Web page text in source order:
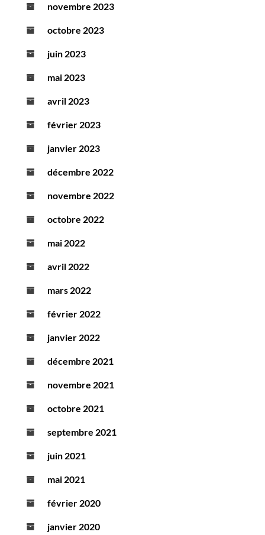
novembre 2023
octobre 2023
juin 2023
mai 2023
avril 2023
février 2023
janvier 2023
décembre 2022
novembre 2022
octobre 2022
mai 2022
avril 2022
mars 2022
février 2022
janvier 2022
décembre 2021
novembre 2021
octobre 2021
septembre 2021
juin 2021
mai 2021
février 2020
janvier 2020